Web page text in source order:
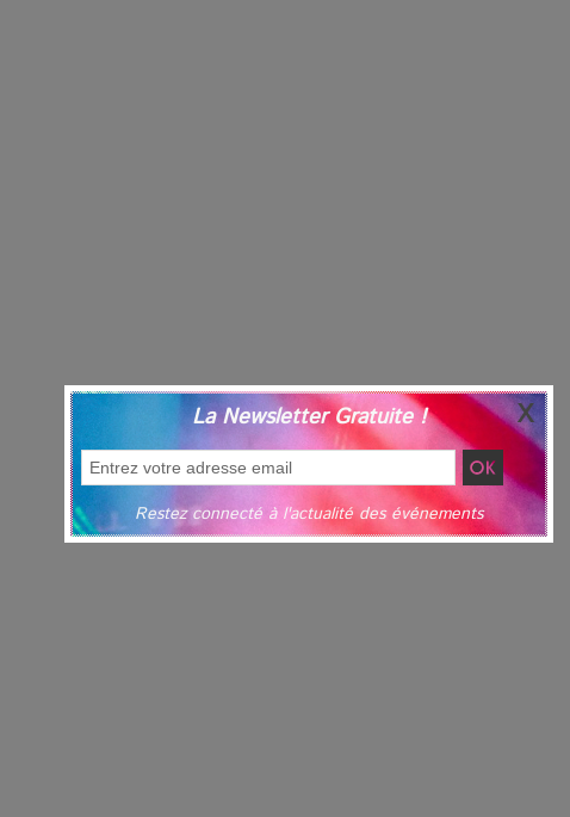
La Newsletter Gratuite !
Restez connecté à l'actualité des événements